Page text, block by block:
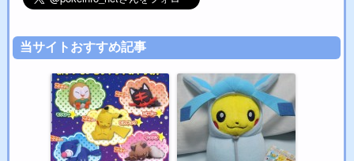
当サイトおすすめ記事